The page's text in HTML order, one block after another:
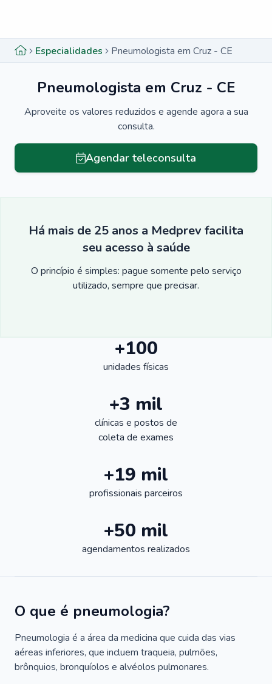
Especialidades Pneumologista em Cruz - CE
Pneumologista em Cruz - CE
Aproveite os valores reduzidos e agende agora a sua
consulta.
Agendar teleconsulta
Há mais de 25 anos a Medprev facilita
seu acesso à saúde
O princípio é simples: pague somente pelo serviço
utilizado, sempre que precisar.
+100
unidades físicas
+3 mil
clínicas e postos de
coleta de exames
+19 mil
profissionais parceiros
+50 mil
agendamentos realizados
O que é pneumologia?
Pneumologia é a área da medicina que cuida das vias
aéreas inferiores, que incluem traqueia, pulmões,
brônquios, bronquíolos e alvéolos pulmonares.